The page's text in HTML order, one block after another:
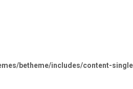
betheme/includes/content-